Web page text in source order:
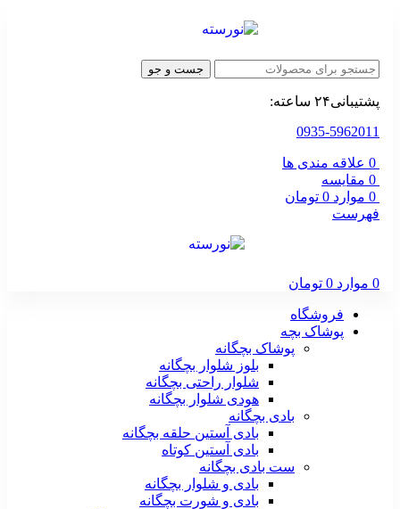
جست و جو
پشتیبانی۲۴ ساعته:
0935-5962011
0 علاقه مندی ها
0 مقایسه
0 موارد 0 تومان
فهرست
0 موارد 0 تومان
فروشگاه
پوشاک بچه
پوشاک بچگانه
بلوز شلوار بچگانه
شلوار راحتی بچگانه
هودی شلوار بچگانه
بادی بچگانه
بادی آستین حلقه بچگانه
بادی آستین کوتاه
ست‌ بادی بچگانه
بادی و شلوار بچگانه
بادی و شورت بچگانه